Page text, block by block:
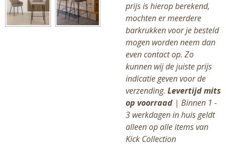
prijs is hierop berekend,
mochten er meerdere
barkrukken voor je besteld
mogen worden neem dan
even contact op. Zo
kunnen wij de juiste prijs
indicatie geven voor de
verzending. Levertijd mits
op voorraad | Binnen 1 -
3 werkdagen in huis geldt
alleen op alle items van
Kick Collection